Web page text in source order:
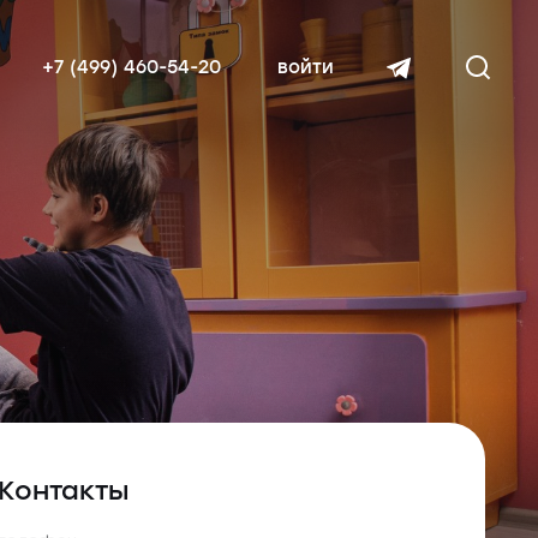
читать далее
+7 (499) 460-54-20 войти
Контакты